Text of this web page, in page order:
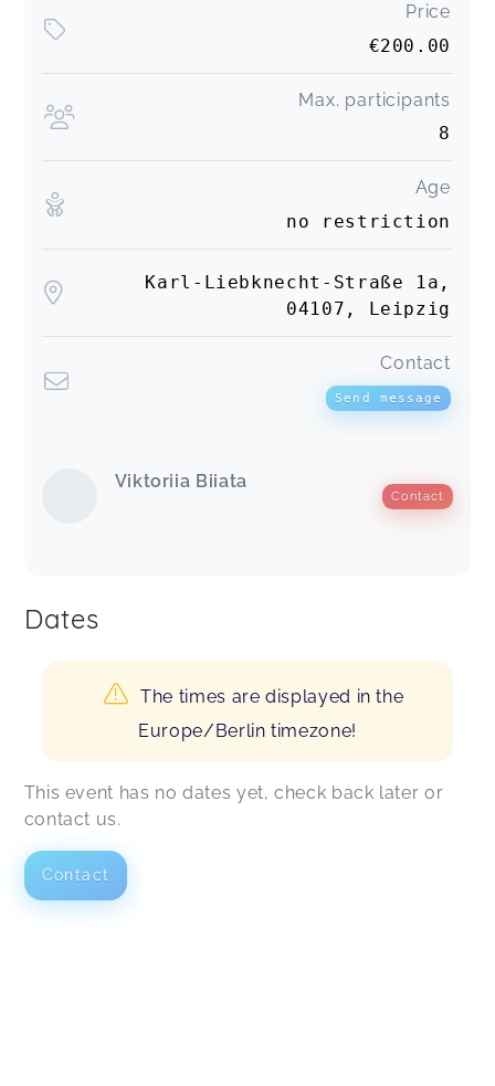
Price
€200.00
Max. participants
8
Age
no restriction
Karl-Liebknecht-Straße 1a,
04107, Leipzig
Contact
Send message
Viktoriia Biiata
Contact
Dates
The times are displayed in the
Europe/Berlin timezone!
This event has no dates yet, check back later or
contact us.
Contact